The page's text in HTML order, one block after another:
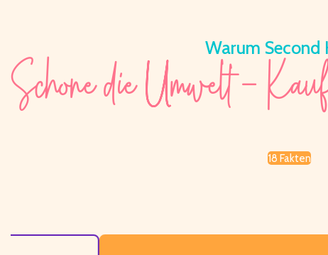
Warum Second
Schone die Umwelt -
18 Fakten